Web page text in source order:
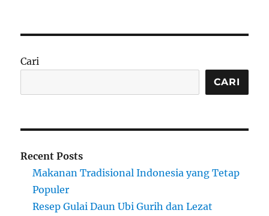
Cari
CARI
Recent Posts
Makanan Tradisional Indonesia yang Tetap
Populer
Resep Gulai Daun Ubi Gurih dan Lezat